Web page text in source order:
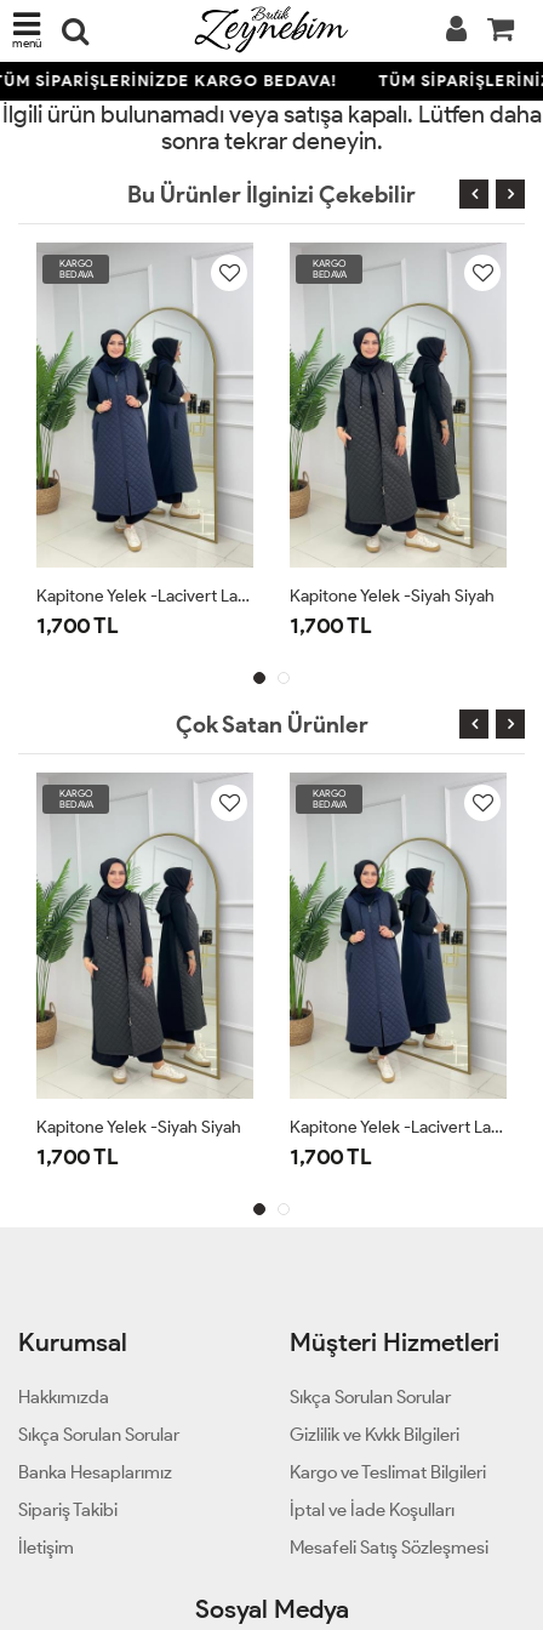
menü
SİPARİŞLERİNİZDE KARGO BEDAVA! TÜM
İlgili ürün bulunamadı veya satışa kapalı. Lütfen daha
sonra tekrar deneyin.
Bu Ürünler İlginizi Çekebilir
KARGO
BEDAVA
Kapitone Yelek -Lacivert Lacivert
1,700 TL
KARGO
BEDAVA
Kapitone Yelek -Siyah Siyah
1,700 TL
Çok Satan Ürünler
KARGO
BEDAVA
Kapitone Yelek -Siyah Siyah
1,700 TL
KARGO
BEDAVA
Kapitone Yelek -Lacivert Lacivert
1,700 TL
Kurumsal
Hakkımızda
Sıkça Sorulan Sorular
Banka Hesaplarımız
Sipariş Takibi
İletişim
Müşteri Hizmetleri
Sıkça Sorulan Sorular
Gizlilik ve Kvkk Bilgileri
Kargo ve Teslimat Bilgileri
İptal ve İade Koşulları
Mesafeli Satış Sözleşmesi
Sosyal Medya